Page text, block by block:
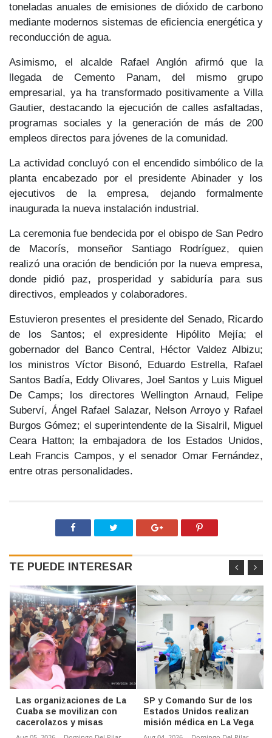
toneladas anuales de emisiones de dióxido de carbono
mediante modernos sistemas de eficiencia energética y
reconducción de agua.
Asimismo, el alcalde Rafael Anglón afirmó que la
llegada de
Cemento Panam, del mismo grupo
empresarial, ya ha transformado positivamente a Villa
Gautier, destacando la ejecución de calles asfaltadas,
programas sociales y la generación de más de 200
empleos directos para jóvenes de la comunidad.
La actividad concluyó con el encendido simbólico de la
plantaencabezado por el presidente Abinader y los
ejecutivos de la empresa, dejando formalmente
inaugurada la nueva instalación industrial.
La ceremonia fue bendecida por el obispo de San Pedro
de Macorís, monseñor
Santiago Rodríguez, quien
realizó una oración de bendición por la nueva empresa,
donde pidió paz, prosperidad y sabiduría para sus
directivos, empleados y colaboradores.
Estuvieron presentes el presidente del Senado, Ricardo
de los Santos; el expresidente Hipólito Mejía; el
gobernador del Banco Central, Héctor Valdez Albizu;
los ministros Víctor Bisonó, Eduardo Estrella, Rafael
Santos Badía, Eddy Olivares, Joel Santos y Luis Miguel
De Camps; los directores Wellington Arnaud, Felipe
Suberví, Ángel Rafael Salazar, Nelson Arroyo y Rafael
Burgos Gómez; el superintendente de la Sisalril, Miguel
Ceara Hatton; la embajadora de los Estados Unidos,
Leah Francis Campos, y el senador Omar Fernández,
entre otras personalidades.
TE PUEDE INTERESAR
Las organizaciones de La
Cuaba se movilizan con
cacerolazos y misas
SP y Comando Sur de los
Estados Unidos realizan
misión médica en La Vega